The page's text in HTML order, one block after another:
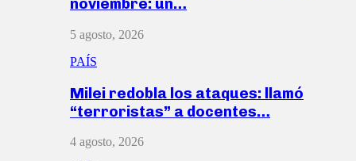
noviembre: un…
5 agosto, 2026
PAÍS
Milei redobla los ataques: llamó
“terroristas” a docentes…
4 agosto, 2026